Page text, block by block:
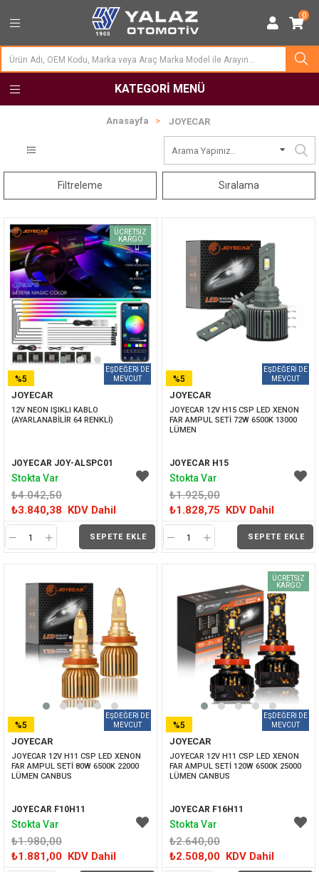
0
KATEGORI MENÜ
Anasayfa JOYECAR
Filtreleme Sıralama
JOYECAR
12V NEON IŞIKLI KABLO
(AYARLANABİLİR 64 RENKLİ)
JOYECAR JOY-ALSPC01
₺4.042,50
₺3.840,38 KDV Dahil
SEPETE EKLE
%5
İNDIRIM
ÜCRETSIZ
KARGO
Stokta Var
JOYECAR
JOYECAR 12V H15 CSP LED XENON
FAR AMPUL SETİ 72W 6500K 13000
LÜMEN
JOYECAR H15
₺1.925,00
₺1.828,75 KDV Dahil
SEPETE EKLE
%5
İNDIRIM
Stokta Var
JOYECAR
JOYECAR 12V H11 CSP LED XENON
FAR AMPUL SETİ 80W 6500K 22000
LÜMEN CANBUS
JOYECAR F10H11
₺1.980,00
₺1.881,00 KDV Dahil
%5
İNDIRIM
Stokta Var
JOYECAR
JOYECAR 12V H11 CSP LED XENON
FAR AMPUL SETİ 120W 6500K 25000
LÜMEN CANBUS
JOYECAR F16H11
₺2.640,00
₺2.508,00 KDV Dahil
%5
İNDIRIM
ÜCRETSIZ
KARGO
Stokta Var